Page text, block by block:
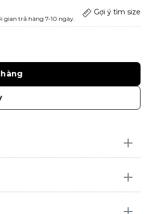
gian trả hàng 7-10 ngày.
Gợi ý tìm size